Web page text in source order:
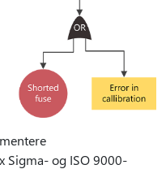
Sigma- og ISO 9000-